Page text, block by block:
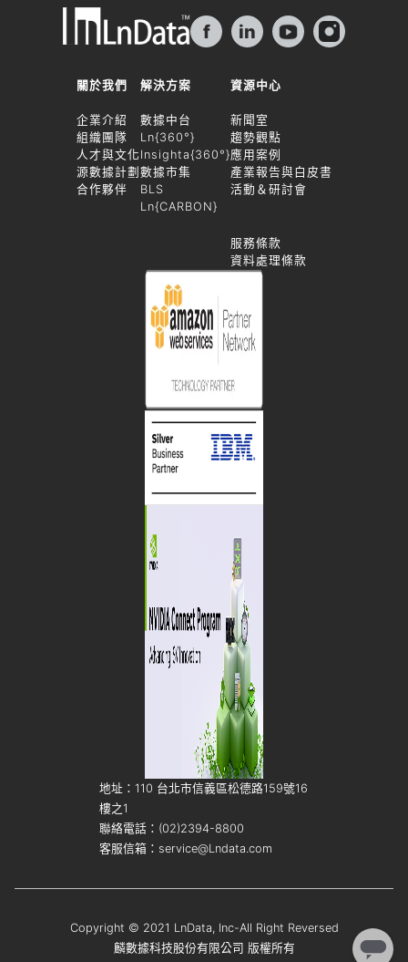
f in
地址：110 台北市信義區松德路159號16
樓之1
聯絡電話：(02)2394-8800
客服信箱：service@Lndata.com
關於我們
企業介紹
組織團隊
人才與文化
源數據計劃
合作夥伴
解決方案
數據中台
Ln{360°}
Insighta{360°}
數據市集
BLS
Ln{CARBON}
資源中心
新聞室
趨勢觀點
應用案例
產業報告與白皮書
活動＆研討會
服務條款
資料處理條款
Copyright © 2021 LnData, Inc-All Right Reversed
麟數據科技股份有限公司 版權所有